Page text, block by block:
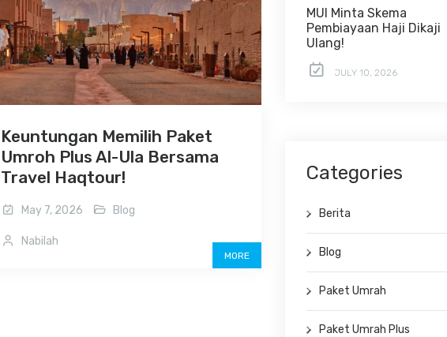
Keuntungan Memilih Paket
Umroh Plus Al-Ula Bersama
Travel Haqtour!
May 7, 2026 Blog
Nabilah
MORE
MUI Minta Skema
Pembiayaan Haji Dikaji
Ulang!
JULY 10, 2026
Categories
Berita
Blog
Paket Umrah
Paket Umrah Plus